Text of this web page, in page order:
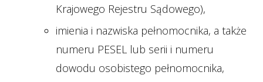
Krajowego Rejestru Sądowego),
imienia i nazwiska pełnomocnika, a także
numeru PESEL lub serii i numeru
dowodu osobistego pełnomocnika,